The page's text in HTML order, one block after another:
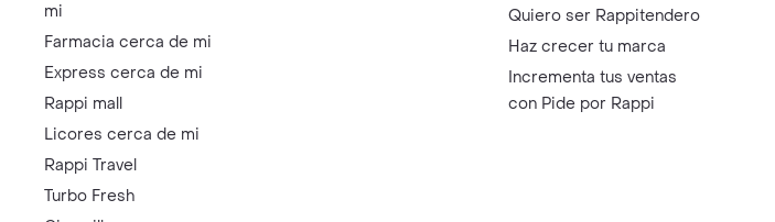
mi
Farmacia cerca de mi
Express cerca de mi
Rappi mall
Licores cerca de mi
Rappi Travel
Turbo Fresh
Quiero ser Rappitendero
Haz crecer tu marca
Incrementa tus ventas
con Pide por Rappi